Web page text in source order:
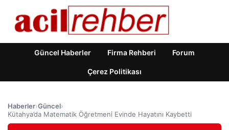
Güncel Haberler Firma Rehberi Forum
Çerez Politikası
Haberler›Güncel›
Kütahya’da Matematik Öğretmeni Evinde Hayatını Kaybetti